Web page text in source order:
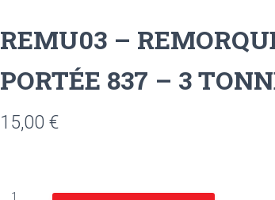
REMU03 –
PORTÉE 837 – 3
15,00 €
quantité